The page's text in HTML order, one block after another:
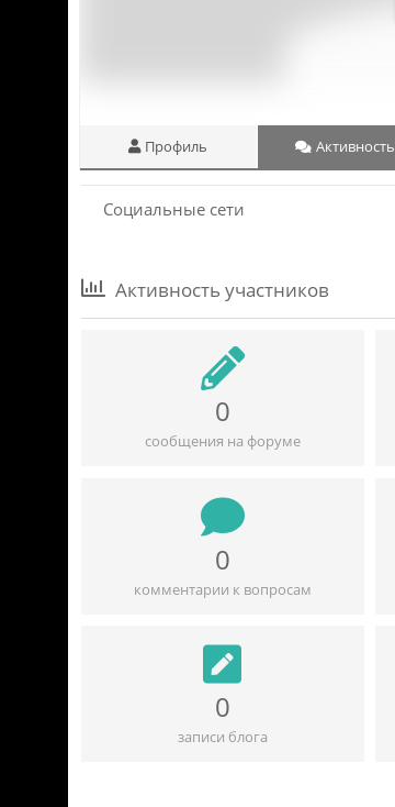
Профиль Активность
Социальные сети
Активность участников
0
сообщения на форуме
0
комментарии к вопросам
0
записи блога